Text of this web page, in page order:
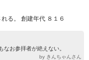
る。 創建年代 ８１６
お参拝者が絶えない。
by きんちゃんさん